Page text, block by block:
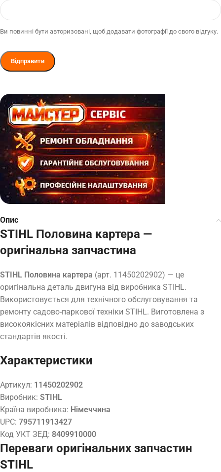
Ви повинні бути авторизовані, щоб додавати фотографії до свого відгуку.
Опис
STIHL Половина картера —
оригінальна запчастина
STIHL Половина картера (арт. 11450202902) — це
оригінальна деталь двигуна від виробника STIHL.
Використовується для технічного обслуговування та
ремонту садово-паркової техніки STIHL. Виготовлена з
високоякісних матеріалів відповідно до заводських
стандартів якості.
Характеристики
Артикул: 11450202902
Виробник: STIHL
Країна виробника: Німеччина
UPC: 795711913427
Код УКТ ЗЕД: 8409910000
Переваги оригінальних запчастин
STIHL